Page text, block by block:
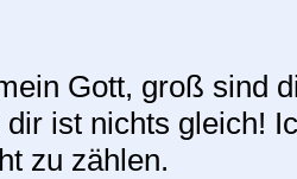
Gott, groß sind
ist nichts gleich!
zu zählen.